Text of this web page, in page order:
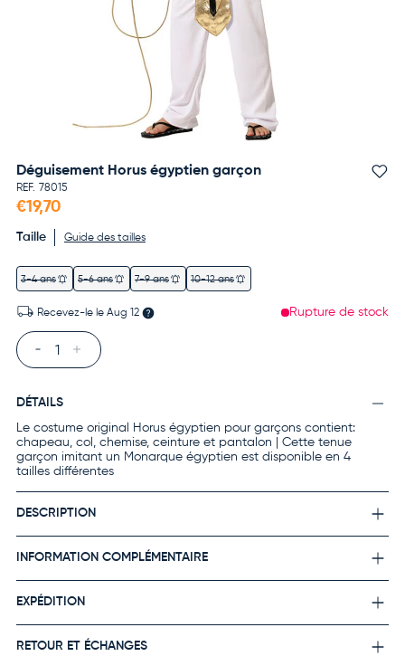
Déguisement Horus égyptien garçon
REF. 78015
€19,70
Taille Guide des tailles
3-4 ans 5-6 ans 7-9 ans 10-12 ans
Rupture de stock
Recevez-le le Aug 12
Qté
DÉTAILS
Le costume original Horus égyptien pour garçons contient:
chapeau, col, chemise, ceinture et pantalon | Cette tenue
garçon imitant un Monarque égyptien est disponible en 4
tailles différentes
DESCRIPTION
INFORMATION COMPLÉMENTAIRE
EXPÉDITION
RETOUR ET ÉCHANGES